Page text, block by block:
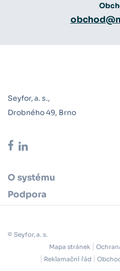
Seyfor, a. s.,
Drobného 49, Brno
O systému
Podpora
© Seyfor, a. s.
Mapa stránek
Reklamační řád